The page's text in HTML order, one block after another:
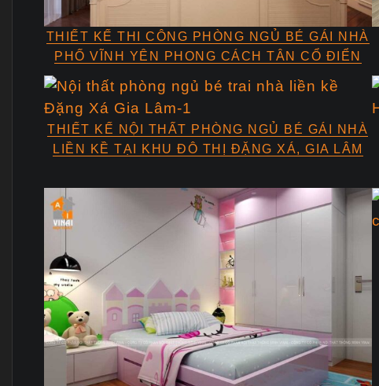
THIẾT KẾ THI CÔNG PHÒNG NGỦ BÉ GÁI NHÀ
PHỐ VĨNH YÊN PHONG CÁCH TÂN CỔ ĐIỂN
THIẾT KẾ NỘI THẤT PHÒNG NGỦ BÉ GÁI NHÀ
LIỀN KỀ TẠI KHU ĐÔ THỊ ĐẶNG XÁ, GIA LÂM